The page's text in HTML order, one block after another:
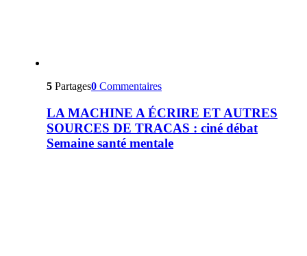
5 Partages0 Commentaires
LA MACHINE A ÉCRIRE ET AUTRES
SOURCES DE TRACAS : ciné débat
Semaine santé mentale